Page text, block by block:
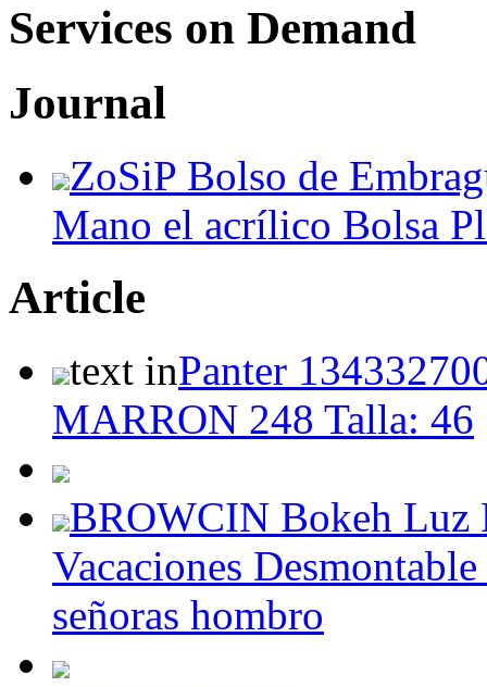
Services on Demand
Journal
ZoSiP Bolso de
Mano el acrílico Bolsa
Article
text inPanter
MARRON 248 Talla: 46
BROWCIN Bokeh Luz
Vacaciones
señoras hombro